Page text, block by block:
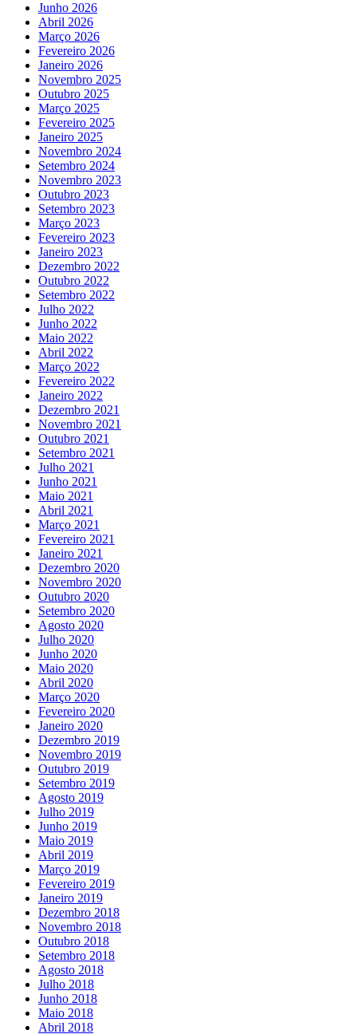
Junho 2026
Abril 2026
Março 2026
Fevereiro 2026
Janeiro 2026
Novembro 2025
Outubro 2025
Março 2025
Fevereiro 2025
Janeiro 2025
Novembro 2024
Setembro 2024
Novembro 2023
Outubro 2023
Setembro 2023
Março 2023
Fevereiro 2023
Janeiro 2023
Dezembro 2022
Outubro 2022
Setembro 2022
Julho 2022
Junho 2022
Maio 2022
Abril 2022
Março 2022
Fevereiro 2022
Janeiro 2022
Dezembro 2021
Novembro 2021
Outubro 2021
Setembro 2021
Julho 2021
Junho 2021
Maio 2021
Abril 2021
Março 2021
Fevereiro 2021
Janeiro 2021
Dezembro 2020
Novembro 2020
Outubro 2020
Setembro 2020
Agosto 2020
Julho 2020
Junho 2020
Maio 2020
Abril 2020
Março 2020
Fevereiro 2020
Janeiro 2020
Dezembro 2019
Novembro 2019
Outubro 2019
Setembro 2019
Agosto 2019
Julho 2019
Junho 2019
Maio 2019
Abril 2019
Março 2019
Fevereiro 2019
Janeiro 2019
Dezembro 2018
Novembro 2018
Outubro 2018
Setembro 2018
Agosto 2018
Julho 2018
Junho 2018
Maio 2018
Abril 2018